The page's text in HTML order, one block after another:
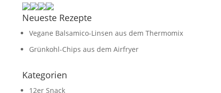
Neueste Rezepte
Vegane Balsamico-Linsen aus dem Thermomix
Grünkohl-Chips aus dem Airfryer
Kategorien
12er Snack